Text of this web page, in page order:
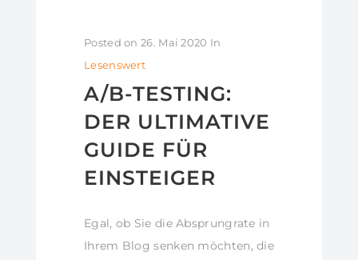
Posted on 26. Mai 2020 In
Lesenswert
A/B-TESTING:
DER ULTIMATIVE
GUIDE FÜR
EINSTEIGER
Egal, ob Sie die Absprungrate in
Ihrem Blog senken möchten, die